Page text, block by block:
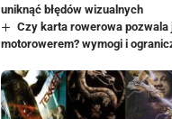
uniknąć błędów wizualnych
Czy karta rowerowa pozwala
motorowerem? wymogi i